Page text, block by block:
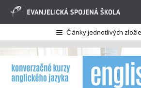
Preskočiť
Články jednotlivých